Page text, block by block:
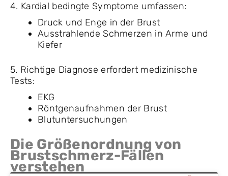
4. Kardial bedingte Symptome umfassen:
Druck und Enge in der Brust
Ausstrahlende Schmerzen in Arme und
Kiefer
5. Richtige Diagnose erfordert medizinische
Tests:
EKG
Röntgenaufnahmen der Brust
Blutuntersuchungen
Die Größenordnung von
Brustschmerz-Fällen
verstehen